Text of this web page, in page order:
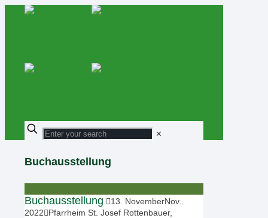
✕
Buchausstellung
Buchausstellung 13 NovemberNov.
2022
Pfarrheim St. Josef Rottenbauer,